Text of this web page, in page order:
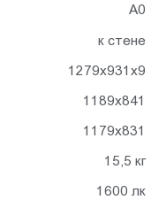
А0
к стене
1279x931x9
1189x841
1179x831
15,5 кг
1600 лк